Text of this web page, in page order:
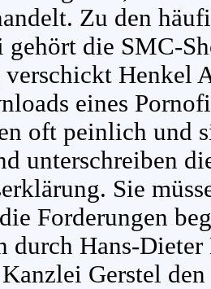
Zu den
gehört die SMC-
Henkel
eines
oft peinlich und
unterschreiben
Sie
Forderungen
durch Hans-
Gerstel